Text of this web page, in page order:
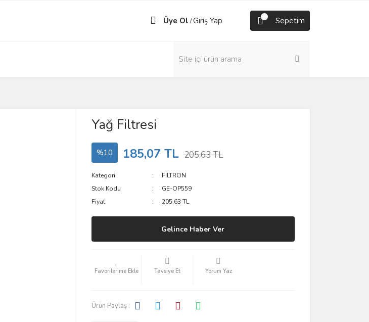
Üye Ol /Giriş Yap Sepetim
Yağ Filtresi
%10 185,07 TL 205,63 TL
Kategori
FILTRON
Stok Kodu
GE-OP559
Fiyat
205,63 TL
Gelince Haber Ver
Tavsiye Et Yorum Yaz
Ürün Paylaş :